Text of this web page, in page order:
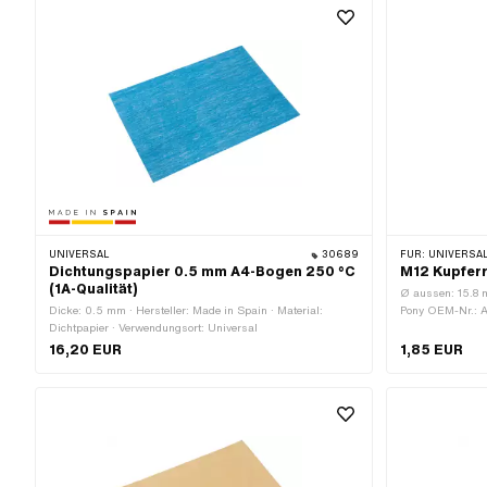
UNIVERSAL 30689
Dichtungspapier 0.5 mm A4-Bogen 250 °C
(1A-Qualität)
Dicke: 0.5 mm · Hersteller: Made in Spain · Material:
Dichtpapier · Verwendungsort: Universal
16,20 EUR
FÜR:
M12
Ø aussen: 15.8
Pony OEM-Nr.:
1,85 EUR